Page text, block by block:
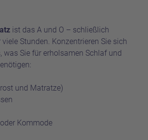
ist das A und O – schließlich
Stunden. Konzentrieren Sie sich
was Sie für erholsamen Schlaf und
und Matratze)
Kommode